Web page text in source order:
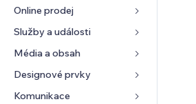
Reklamy
Mobilní zařízení
Analytika
Online prodej
Aplikace pro obchody
Doprava a doručení
Tlačítka pro prodej
Služby a události
Ubytování
Události
Restaurace
Média a obsah
Galerie
Hudba
Designové prvky
Mapy a navigace